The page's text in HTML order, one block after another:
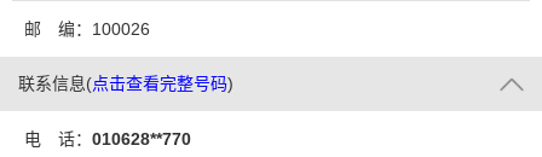
邮 编：100026
联系信息(点击查看完整号码)
电 话： 010628**770